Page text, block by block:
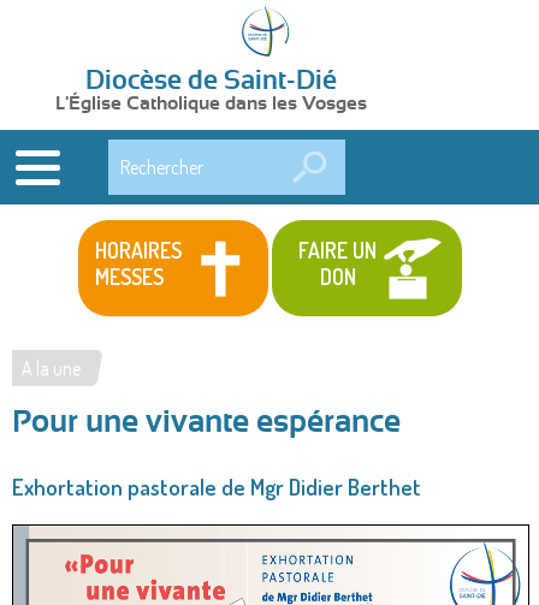
Diocèse de Saint-Dié
L'Église Catholique dans les Vosges
HORAIRES
MESSES
FAIRE UN
DON
Vous
êtes
ici
A la une
Pour une vivante espérance
Exhortation pastorale de Mgr Didier Berthet